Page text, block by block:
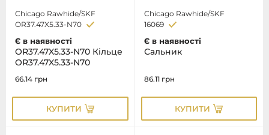
Chicago Rawhide/SKF
OR37.47X5.33-N70
Є в наявності
OR37.47X5.33-N70 Кільце
OR37.47X5.33-N70
66.14 грн
КУПИТИ
Chicago Rawhide/SKF
16069
Є в наявності
Сальник
86.11 грн
КУПИТИ